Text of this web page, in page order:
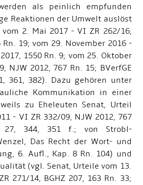
als peinlich empfunden
Reaktionen der Umwelt auslöst
2. Mai 2017 - VI ZR 262/16,
Rn. 19; vom 29. November 2016 -
1550 Rn. 9; vom 25. Oktober
NJW 2012, 767 Rn. 15; BVerfGE
361, 382). Dazu gehören unter
Kommunikation in einer
zu Eheleuten Senat, Urteil
- VI ZR 332/09, NJW 2012, 767
27, 344, 351 f.; von Strobl-
Das Recht der Wort- und
6. Aufl., Kap. 8 Rn. 104) und
(vgl. Senat, Urteile vom 13.
271/14, BGHZ 207, 163 Rn. 33;